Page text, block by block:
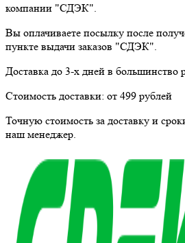
компании "СДЭК".
Вы оплачиваете посылку после
пункте выдачи заказов "СДЭК".
Доставка до 3-х дней в большинство
Стоимость доставки: от 499 рублей
Точную стоимость за доставку и
наш менеджер.